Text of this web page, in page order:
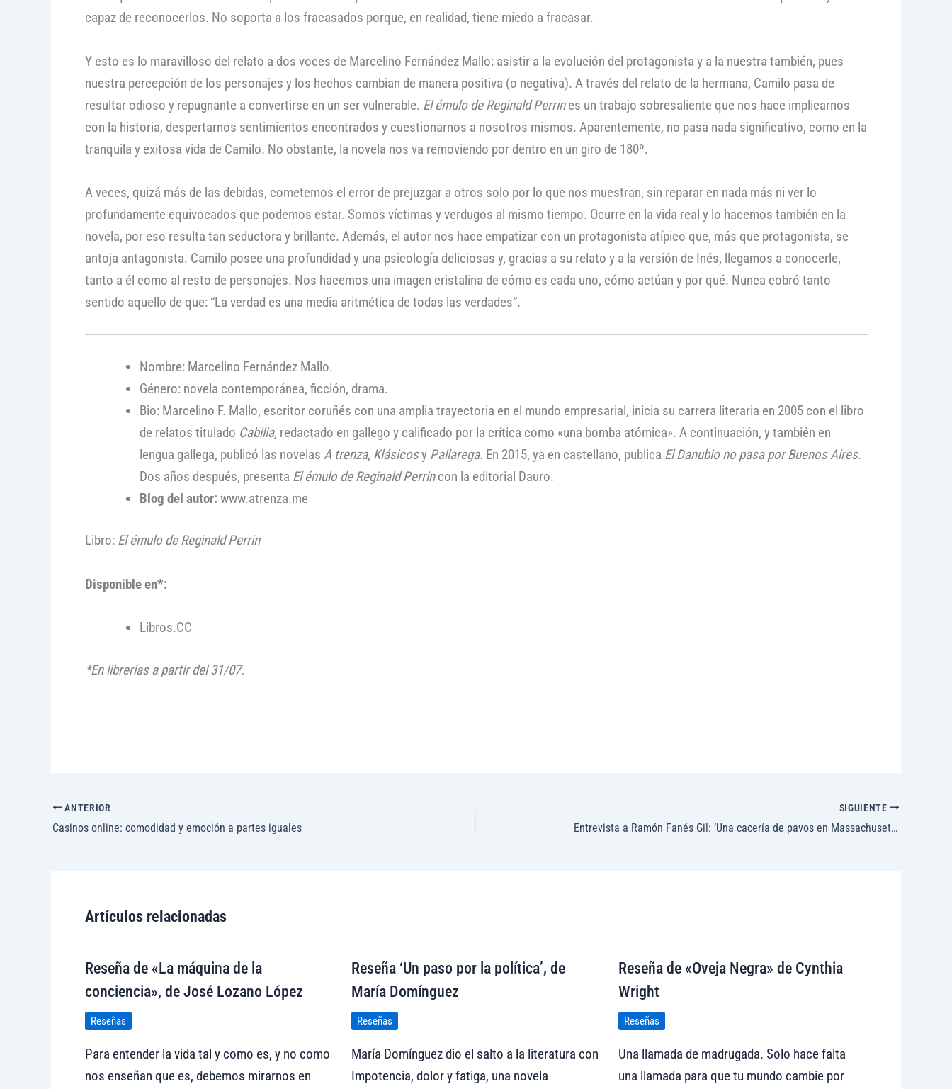
capaz de reconocerlos. No soporta a los fracasados porque, en realidad, tiene miedo a fracasar.
Y esto es lo maravilloso del relato a dos voces de Marcelino Fernández Mallo: asistir a la evolución del protagonista y a la nuestra también, pues
nuestra percepción de los personajes y los hechos cambian de manera positiva (o negativa). A través del relato de la hermana, Camilo pasa de
resultar odioso y repugnante a convertirse en un ser vulnerable. El émulo de Reginald Perrines un trabajo sobresaliente que nos hace implicarnos
con la historia, despertarnos sentimientos encontrados y cuestionarnos a nosotros mismos. Aparentemente, no pasa nada significativo, como en la
tranquila y exitosa vida de Camilo. No obstante, la novela nos va removiendo por dentro en un giro de 180º.
A veces, quizá más de las debidas, cometemos el error de prejuzgar a otros solo por lo que nos muestran, sin reparar en nada más ni ver lo
profundamente equivocados que podemos estar. Somos víctimas y verdugos al mismo tiempo. Ocurre en la vida real y lo hacemos también en la
novela, por eso resulta tan seductora y brillante. Además, el autor nos hace empatizar con un protagonista atípico que, más que protagonista, se
antoja antagonista. Camilo posee una profundidad y una psicología deliciosas y, gracias a su relato y a la versión de Inés, llegamos a conocerle,
tanto a él como al resto de personajes. Nos hacemos una imagen cristalina de cómo es cada uno, cómo actúan y por qué. Nunca cobró tanto
sentido aquello de que: “La verdad es una media aritmética de todas las verdades”.
Nombre: Marcelino Fernández Mallo.
Género: novela contemporánea, ficción, drama.
Bio: Marcelino F. Mallo, escritor coruñés con una amplia trayectoria en el mundo empresarial, inicia su carrera literaria en 2005 con el libro
de relatos titulado Cabilia,redactado en gallego y calificado por la crítica como «una bomba atómica». A continuación, y también en
lengua gallega, publicó las novelas A trenza, Klásicosy Pallarega. En 2015, ya en castellano, publica El Danubio no pasa por Buenos Aires.
Dos años después, presenta El émulo de Reginald Perrincon la editorial Dauro.
Blog del autor: www.atrenza.me
Libro: El émulo de Reginald Perrin
Disponible en*:
Libros.CC
*En librerías a partir del 31/07.
ANTERIOR
Casinos online: comodidad y emoción a partes iguales
SIGUIENTE
Entrevista a Ramón Fanés Gil: ‘Una cacería de pavos en Massachusetts y otros cuentos cortos’
Artículos relacionadas
Reseña de «La máquina de la
conciencia», de José Lozano López
Reseñas
Para entender la vida tal y como es, y no como
nos enseñan que es, debemos mirarnos en
Reseña ‘Un paso por la política’, de
María Domínguez
Reseñas
María Domínguez dio el salto a la literatura con
Impotencia, dolor y fatiga, una novela
Reseña de «Oveja Negra» de Cynthia
Wright
Reseñas
Una llamada de madrugada. Solo hace falta
una llamada para que tu mundo cambie por